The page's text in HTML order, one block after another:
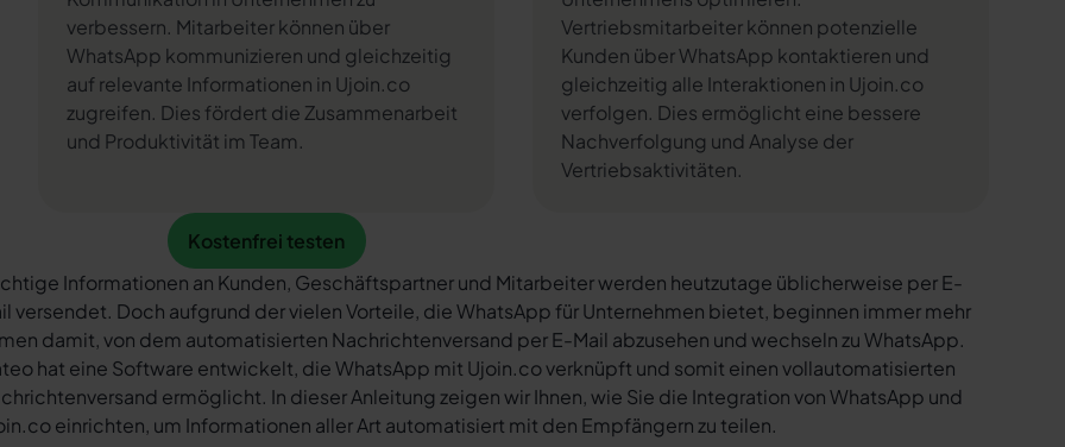
verbessern. Mitarbeiter können über
WhatsApp kommunizieren und gleichzeitig
auf relevante Informationen in Ujoin.co
zugreifen. Dies fördert die Zusammenarbeit
und Produktivität im Team.
Vertriebsmitarbeiter können potenzielle
Kunden über WhatsApp kontaktieren und
gleichzeitig alle Interaktionen in Ujoin.co
verfolgen. Dies ermöglicht eine bessere
Nachverfolgung und Analyse der
Vertriebsaktivitäten.
Kostenfrei testen
Kostenfrei testen
Informationen an Kunden, Geschäftspartner und Mitarbeiter werden heutzutage üblicherweise per E-
versendet. Doch aufgrund der vielen Vorteile, die WhatsApp für Unternehmen bietet, beginnen immer mehr
damit, von dem automatisierten Nachrichtenversand per E-Mail abzusehen und wechseln zu WhatsApp.
hat eine Software entwickelt, die WhatsApp mit Ujoin.co verknüpft und somit einen vollautomatisierten
ermöglicht. In dieser Anleitung zeigen wir Ihnen, wie Sie die Integration von WhatsApp und
einrichten, um Informationen aller Art automatisiert mit den Empfängern zu teilen.